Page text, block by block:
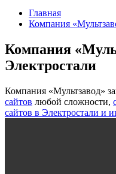
Главная
Компания
Компания
Электростали
Компания «Мультзавод»
сайтов любой сложности,
сайтов в Электростали и